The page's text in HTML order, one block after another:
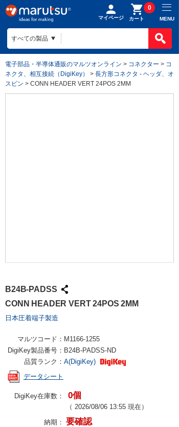
マイページ カート
0
MENU
電子部品・半導体通販のマルツオンライン > コネクター > コ
ネクタ、相互接続（DigiKey）
> 長方形コネクタ - ヘッダ、オ
スピン > CONN HEADER VERT 24POS 2MM
B24B-PADSS
CONN HEADER VERT 24POS 2MM
日本圧着端子製造
マルツコード： M1166-1255
DigiKey製品番号： B24B-PADSS-ND
品質ランク： A(DigiKey)
データシート
DigiKey在庫数： 0個
（ 2026/08/06 13:55 現在）
納期： 要確認